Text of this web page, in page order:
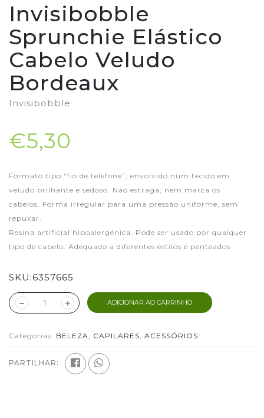
Invisibobble
Sprunchie Elástico
Cabelo Veludo
Bordeaux
Invisibobble
€5,30
Formato tipo “fio de telefone”, envolvido num tecido em
veludo brilhante e sedoso. Não estraga, nem marca os
cabelos. Forma irregular para uma pressão uniforme, sem
repuxar.
Resina artificial hipoalergénica. Pode ser usado por qualquer
tipo de cabelo. Adequado a diferentes estilos e penteados
SKU:6357665
ADICIONAR AO CARRINHO
Categorias: BELEZA, CAPILARES, ACESSÓRIOS
PARTILHAR: